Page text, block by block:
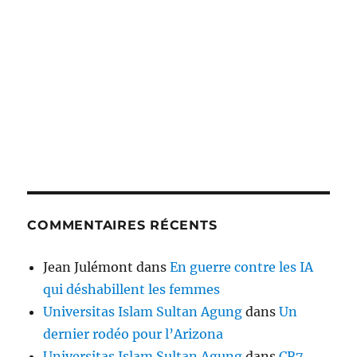
COMMENTAIRES RÉCENTS
Jean Julémont dansEn guerre contre les IA
qui déshabillent les femmes
Universitas Islam Sultan Agung dansUn
dernier rodéo pour l’Arizona